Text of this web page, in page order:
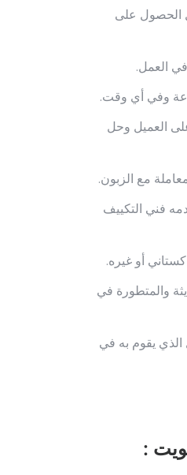
الحصول على
في العمل.
وفي أي وقت.
العميل وحل
مع الزبون.
فني التكييف
أو غيره.
والمتطورة في
يقوم به في
: